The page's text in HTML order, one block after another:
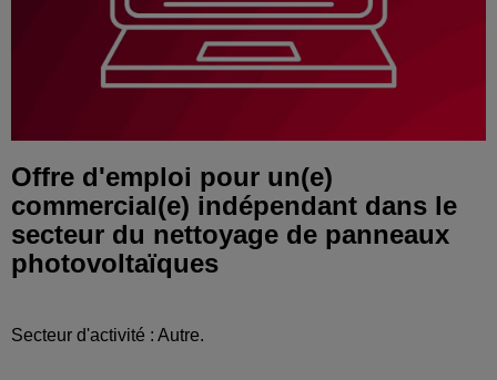
Offre d'emploi pour un(e)
commercial(e) indépendant dans le
secteur du nettoyage de panneaux
photovoltaïques
Secteur d'activité : Autre.